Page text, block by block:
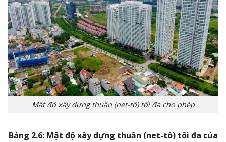
Mật độ xây dựng thuần (net-tô) tối đa cho phép
Bảng 2.6: Mật độ xây dựng thuần (net-tô) tối đa của